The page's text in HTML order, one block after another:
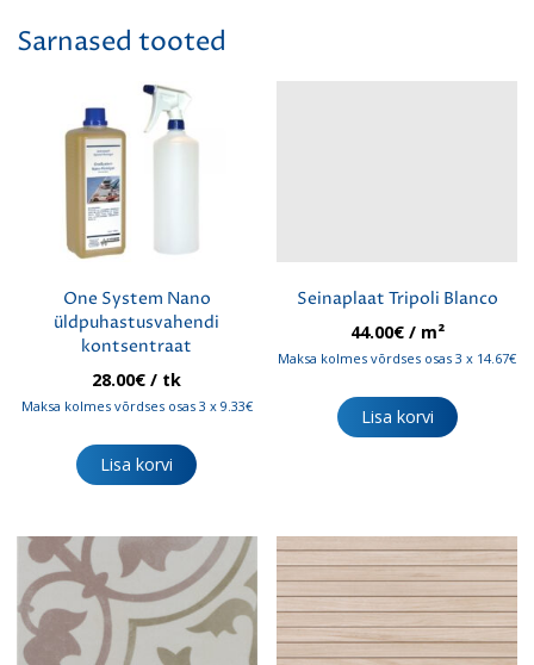
Sarnased tooted
One System Nano
üldpuhastusvahendi
kontsentraat
28.00€ / tk
Maksa kolmes võrdses osas 3 x 9.33€
Lisa korvi
Seinaplaat Tripoli Blanco
44.00€/ m²
Maksa kolmes võrdses osas 3 x 14.67€
Lisa korvi